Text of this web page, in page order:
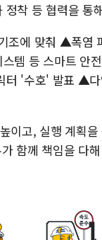
착 등 협력을 통
조에 맞춰 ▲폭
템 등 스마트 안
'수호' 발표 ▲
이고, 실행 계획
함께 책임을 다